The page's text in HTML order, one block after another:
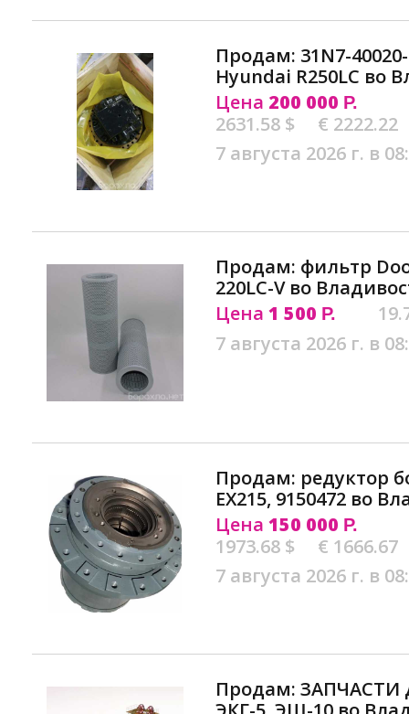
Продам: 31N7-
Hyundai R250LC во
Цена 200 000 Р.
2631.58 $
€ 2222.22
7 августа 2026 г. в
Продам: фильтр
220LC-V во
Цена 1 500 Р.
7 августа 2026 г. в
Продам: редуктор
EX215, 9150472 во
Цена 150 000 Р.
1973.68 $
€ 1666.67
7 августа 2026 г. в
Продам: ЗАПЧАСТИ